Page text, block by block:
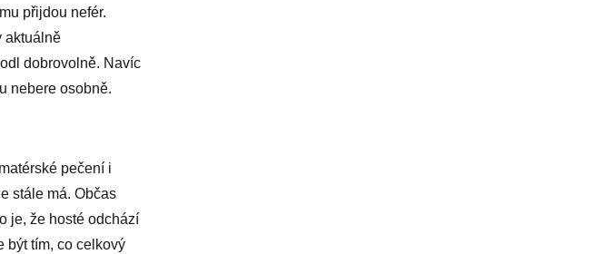
přijdou nefér.
aktuálně
dobrovolně. Navíc
nebere osobně.
pečení i
stále má. Občas
je, že hosté odchází
být tím, co celkový